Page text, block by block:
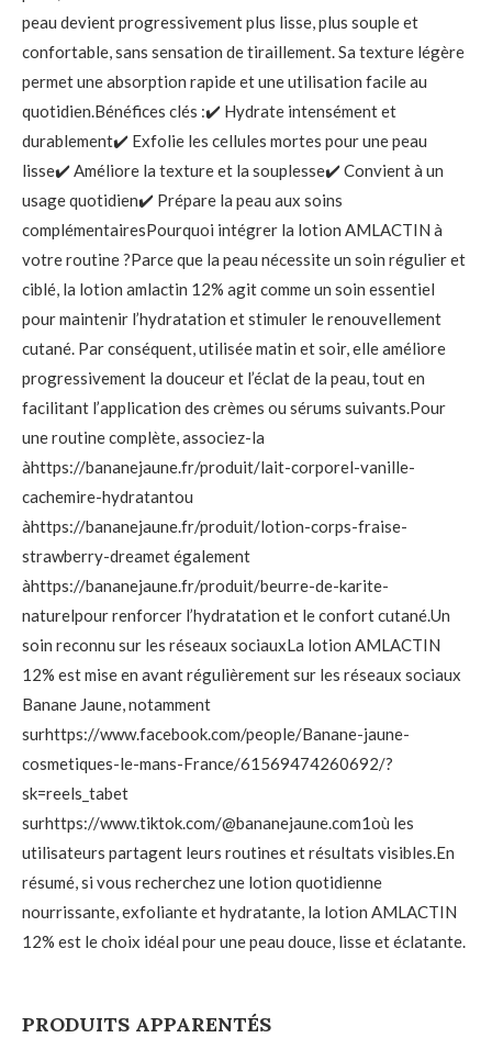
peau devient progressivement plus lisse, plus souple et
confortable, sans sensation de tiraillement. Sa texture légère
permet une absorption rapide et une utilisation facile au
quotidien.Bénéfices clés :✔️ Hydrate intensément et
durablement✔️ Exfolie les cellules mortes pour une peau
lisse✔️ Améliore la texture et la souplesse✔️ Convient à un
usage quotidien✔️ Prépare la peau aux soins
complémentairesPourquoi intégrer la lotion AMLACTIN à
votre routine ?Parce que la peau nécessite un soin régulier et
ciblé, la lotion amlactin 12% agit comme un soin essentiel
pour maintenir l’hydratation et stimuler le renouvellement
cutané. Par conséquent, utilisée matin et soir, elle améliore
progressivement la douceur et l’éclat de la peau, tout en
facilitant l’application des crèmes ou sérums suivants.Pour
une routine complète, associez-la
àhttps://bananejaune.fr/produit/lait-corporel-vanille-
cachemire-hydratantou
àhttps://bananejaune.fr/produit/lotion-corps-fraise-
strawberry-dreamet également
àhttps://bananejaune.fr/produit/beurre-de-karite-
naturelpour renforcer l’hydratation et le confort cutané.Un
soin reconnu sur les réseaux sociauxLa lotion AMLACTIN
12% est mise en avant régulièrement sur les réseaux sociaux
Banane Jaune, notamment
surhttps://www.facebook.com/people/Banane-jaune-
cosmetiques-le-mans-France/61569474260692/?
sk=reels_tabet
surhttps://www.tiktok.com/@bananejaune.com1où les
utilisateurs partagent leurs routines et résultats visibles.En
résumé, si vous recherchez une lotion quotidienne
nourrissante, exfoliante et hydratante, la lotion AMLACTIN
12% est le choix idéal pour une peau douce, lisse et éclatante.
PRODUITS APPARENTÉS